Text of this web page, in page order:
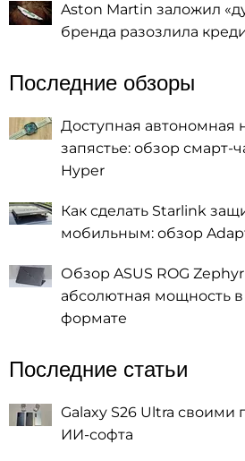
Aston Martin заложил
бренда разозлила
Последние обзоры
Доступная автономная
запястье: обзор смарт-
Hyper
Как сделать Starlink
мобильным: обзор
Обзор ASUS ROG
абсолютная мощность
формате
Последние статьи
Galaxy S26 Ultra своими
ИИ-софта